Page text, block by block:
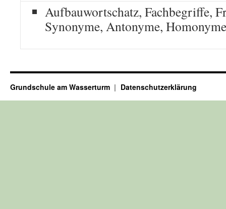
Aufbauwortschatz, Fachbegriffe,
Synonyme, Antonyme,
Grundschule am Wasserturm Datenschutzerklärung